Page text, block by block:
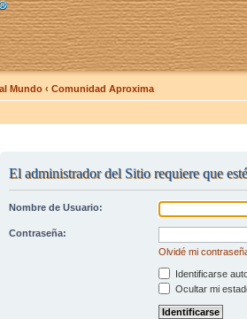
Mundo ‹ Comunidad Aproxima
El administrador del Sitio requiere que
Nombre de Usuario:
Contraseña:
Olvidé mi
Identificarse
Ocultar mi